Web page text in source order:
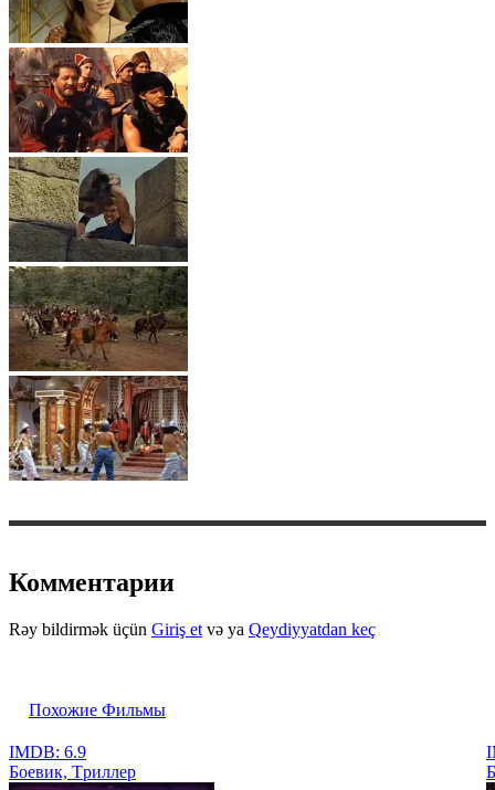
Комментарии
Rəy bildirmək üçün Giriş et və ya Qeydiyyatdan keç
Похожие Фильмы
IMDB: 6.9
Боевик, Tриллер